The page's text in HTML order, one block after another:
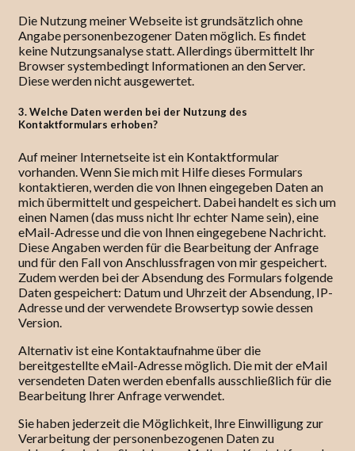
Die Nutzung meiner Webseite ist grundsätzlich ohne
Angabe personenbezogener Daten möglich. Es findet
keine Nutzungsanalyse statt. Allerdings übermittelt Ihr
Browser systembedingt Informationen an den Server.
Diese werden nicht ausgewertet.
3. Welche Daten werden bei der Nutzung des
Kontaktformulars erhoben?
Auf meiner Internetseite ist ein Kontaktformular
vorhanden. Wenn Sie mich mit Hilfe dieses Formulars
kontaktieren, werden die von Ihnen eingegeben Daten an
mich übermittelt und gespeichert. Dabei handelt es sich um
einen Namen (das muss nicht Ihr echter Name sein), eine
eMail-Adresse und die von Ihnen eingegebene Nachricht.
Diese Angaben werden für die Bearbeitung der Anfrage
und für den Fall von Anschlussfragen von mir gespeichert.
Zudem werden bei der Absendung des Formulars folgende
Daten gespeichert: Datum und Uhrzeit der Absendung, IP-
Adresse und der verwendete Browsertyp sowie dessen
Version.
Alternativ ist eine Kontaktaufnahme über die
bereitgestellte eMail-Adresse möglich. Die mit der eMail
versendeten Daten werden ebenfalls ausschließlich für die
Bearbeitung Ihrer Anfrage verwendet.
Sie haben jederzeit die Möglichkeit, Ihre Einwilligung zur
Verarbeitung der personenbezogenen Daten zu